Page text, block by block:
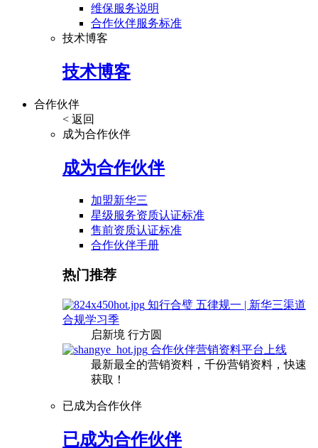
维保服务说明
合作伙伴服务标准
技术博客
技术博客
合作伙伴
< 返回
成为合作伙伴
成为合作伙伴
加盟新华三
星级服务资质认证标准
售前资质认证标准
合作伙伴手册
热门推荐
知行合璧 五律规一 | 新华三渠道
合规学习季
启新境 行方圆
合作伙伴营销资料平台上线
最新最全的营销资料，千份营销资料，快速
获取！
已成为合作伙伴
已成为合作伙伴